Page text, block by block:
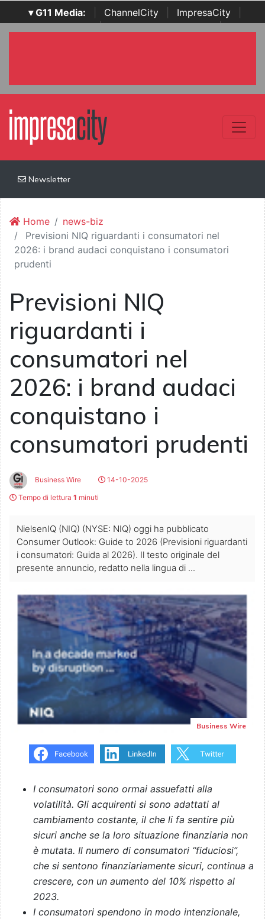
▾ G11 Media: ChannelCity ImpresaCity
SecurityOpenLab | Italian Channel Awards | Italian
Newsletter
Home
news-biz
Previsioni NIQ riguardanti i consumatori nel
2026: i brand audaci conquistano i consumatori
prudenti
Previsioni NIQ
riguardanti i
consumatori nel
2026: i brand audaci
conquistano i
consumatori prudenti
Business Wire
14-10-2025
Tempo di lettura 1 minuti
NielsenIQ (NIQ) (NYSE: NIQ) oggi ha pubblicato
Consumer Outlook: Guide to 2026 (Previsioni riguardanti
i consumatori: Guida al 2026). Il testo originale del
presente annuncio, redatto nella lingua di ...
Business Wire
I consumatori sono ormai assuefatti alla
volatilità. Gli acquirenti si sono adattati al
cambiamento costante, il che li fa sentire più
sicuri anche se la loro situazione finanziaria non
è mutata. Il numero di consumatori “fiduciosi”,
che si sentono finanziariamente sicuri, continua a
crescere, con un aumento del 10% rispetto al
2023.
I consumatori spendono in modo intenzionale,